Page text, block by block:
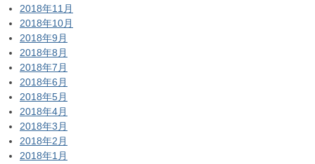
2018年11月
2018年10月
2018年9月
2018年8月
2018年7月
2018年6月
2018年5月
2018年4月
2018年3月
2018年2月
2018年1月